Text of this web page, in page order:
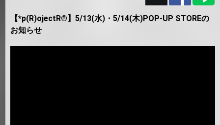
【*p(R)ojectR®】5/13(水)・5/14(木)POP-UP STOREの
お知らせ